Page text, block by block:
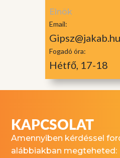
Elnök
Email:
Gipsz@jakab.hu
Fogadó óra:
Hétfő, 17-18
KAPCSOLAT
Amennyiben kérdéssel
alábbiakban megteheted: